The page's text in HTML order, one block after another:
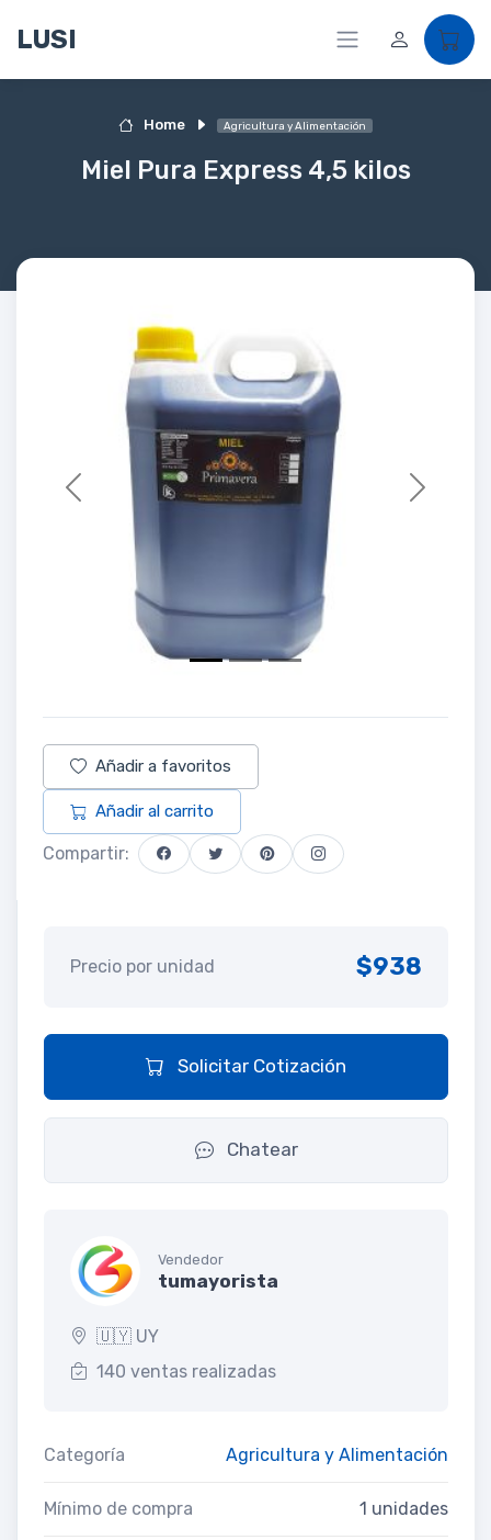
LUSI
Home Agricultura y Alimentación
Miel Pura Express 4,5 kilos
Previous Next
Añadir a favoritos
Añadir al carrito
Compartir:
Precio por unidad $938
Solicitar Cotización
Chatear
Vendedor
tumayorista
🇺🇾 UY
140 ventas realizadas
Categoría Agricultura y Alimentación
Mínimo de compra 1 unidades